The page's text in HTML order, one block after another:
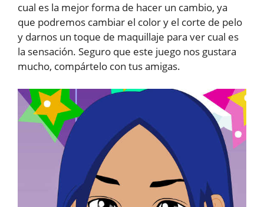
cual es la mejor forma de hacer un cambio, ya
que podremos cambiar el color y el corte de pelo
y darnos un toque de maquillaje para ver cual es
la sensación. Seguro que este juego nos gustara
mucho, compártelo con tus amigas.